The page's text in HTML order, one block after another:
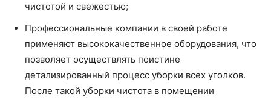
чистотой и свежестью;
Профессиональные компании в своей работе
применяют высококачественное оборудования, что
позволяет осуществлять поистине
детализированный процесс уборки всех уголков.
После такой уборки чистота в помещении